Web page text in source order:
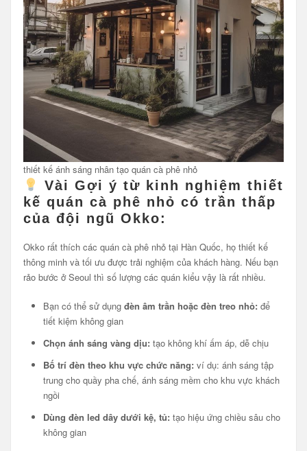
thiết kế ánh sáng nhân tạo quán cà phê nhỏ
Vài Gợi ý từ kinh nghiệm thiết
kế quán cà phê nhỏ có trần thấp
của đội ngũ Okko:
Okko rất thích các quán cà phê nhỏ tại Hàn Quốc, họ thiết kế
thông minh và tối ưu được trải nghiệm của khách hàng. Nếu bạn
rảo bước ở Seoul thì số lượng các quán kiểu vậy là rất nhiều.
Bạn có thể sử dụng đèn âm trần hoặc đèn treo nhỏ: để
tiết kiệm không gian
Chọn ánh sáng vàng dịu: tạo không khí ấm áp, dễ chịu
Bố trí đèn theo khu vực chức năng: ví dụ: ánh sáng tập
trung cho quầy pha chế, ánh sáng mềm cho khu vực khách
ngồi
Dùng đèn led dây dưới kệ, tủ: tạo hiệu ứng chiều sâu cho
không gian